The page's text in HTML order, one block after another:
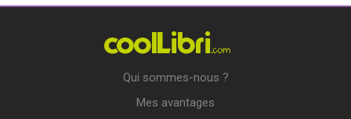
Qui sommes-nous ?
Mes avantages